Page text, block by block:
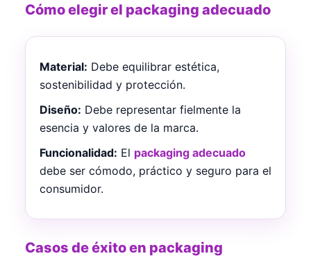
Cómo elegir el packaging adecuado
Material: Debe equilibrar estética,
sostenibilidad y protección.
Diseño: Debe representar fielmente la
esencia y valores de la marca.
Funcionalidad: El packaging adecuado
debe ser cómodo, práctico y seguro para el
consumidor.
Casos de éxito en packaging